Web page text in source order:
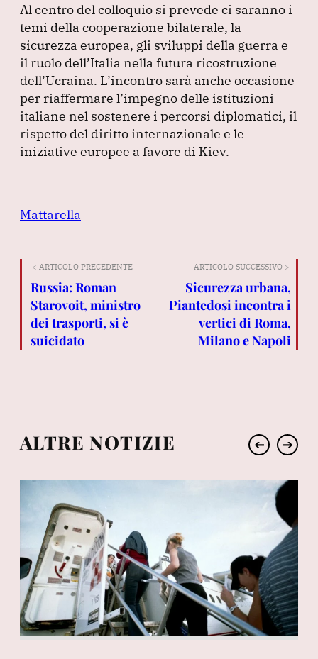
Al centro del colloquio si prevede ci saranno i
temi della cooperazione bilaterale, la
sicurezza europea, gli sviluppi della guerra e
il ruolo dell’Italia nella futura ricostruzione
dell’Ucraina. L’incontro sarà anche occasione
per riaffermare l’impegno delle istituzioni
italiane nel sostenere i percorsi diplomatici, il
rispetto del diritto internazionale e le
iniziative europee a favore di Kiev.
Mattarella
< ARTICOLO PRECEDENTE
Russia: Roman
Starovoit, ministro
dei trasporti, si è
suicidato
ARTICOLO SUCCESSIVO >
Sicurezza urbana,
Piantedosi incontra i
vertici di Roma,
Milano e Napoli
ALTRE NOTIZIE ➔ ➔